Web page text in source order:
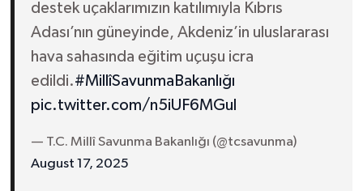
destek uçaklarımızın katılımıyla Kıbrıs
Adası’nın güneyinde, Akdeniz’in uluslararası
hava sahasında eğitim uçuşu icra
edildi.#MillîSavunmaBakanlığı
pic.twitter.com/n5iUF6MGul
— T.C. Millî Savunma Bakanlığı (@tcsavunma)
August 17, 2025